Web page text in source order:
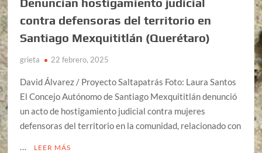
contra defensoras del territorio en
Santiago Mexquititlán (Querétaro)
grieta 22 febrero, 2025
David Álvarez / Proyecto Saltapatrás Foto: Laura Santos
El Concejo Autónomo de Santiago Mexquititlán denunció
un acto de hostigamiento judicial contra mujeres
defensoras del territorio en la comunidad, relacionado con
…
LEER MÁS